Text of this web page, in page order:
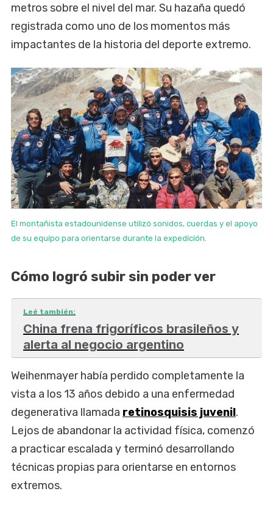
metros sobre el nivel del mar. Su hazaña quedó
registrada como uno de los momentos más
impactantes de la historia del deporte extremo.
El montañista estadounidense utilizó sonidos, cuerdas y el apoyo
de su equipo para orientarse durante la expedición.
Cómo logró subir sin poder ver
Leé también:
China frena frigoríficos brasileños y
alerta al negocio argentino
Weihenmayer había perdido completamente la
vista a los 13 años debido a una enfermedad
degenerativa llamada retinosquisis juvenil.
Lejos de abandonar la actividad física, comenzó
a practicar escalada y terminó desarrollando
técnicas propias para orientarse en entornos
extremos.